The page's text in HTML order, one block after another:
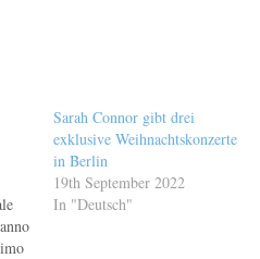
Sarah Connor gibt drei
exklusive Weihnachtskonzerte
in Berlin
19th September 2022
In "Deutsch"